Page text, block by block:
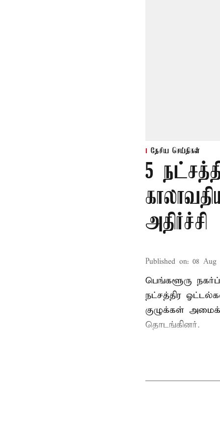
தேசிய செய்திகள்
5
அதிர்ச்சி
Published on: 08 Aug
பெங்களூரு
நட்சத்திர
குழுக்கள்
தொடங்கினர்.